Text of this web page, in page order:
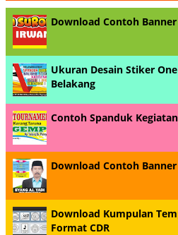
Download Contoh
Ukuran Desain Stiker
Belakang
Contoh Spanduk
Download Contoh
Download Kumpulan
Format CDR